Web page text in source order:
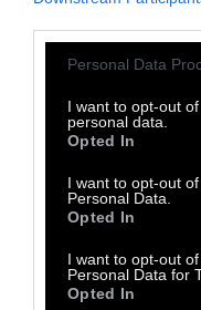
Personal Data
I want to opt-out
personal data.
Opted In
I want to opt-out
Personal Data.
Opted In
I want to opt-out
Personal Data for
Opted In
ονόματα και τις
ιστορίας,
εξετάσεις με
πτυχίο
ήταν να είμαι
προφανώς αργία
την επιμέλεια
γρασίδι με το
μέρα. Πόντο